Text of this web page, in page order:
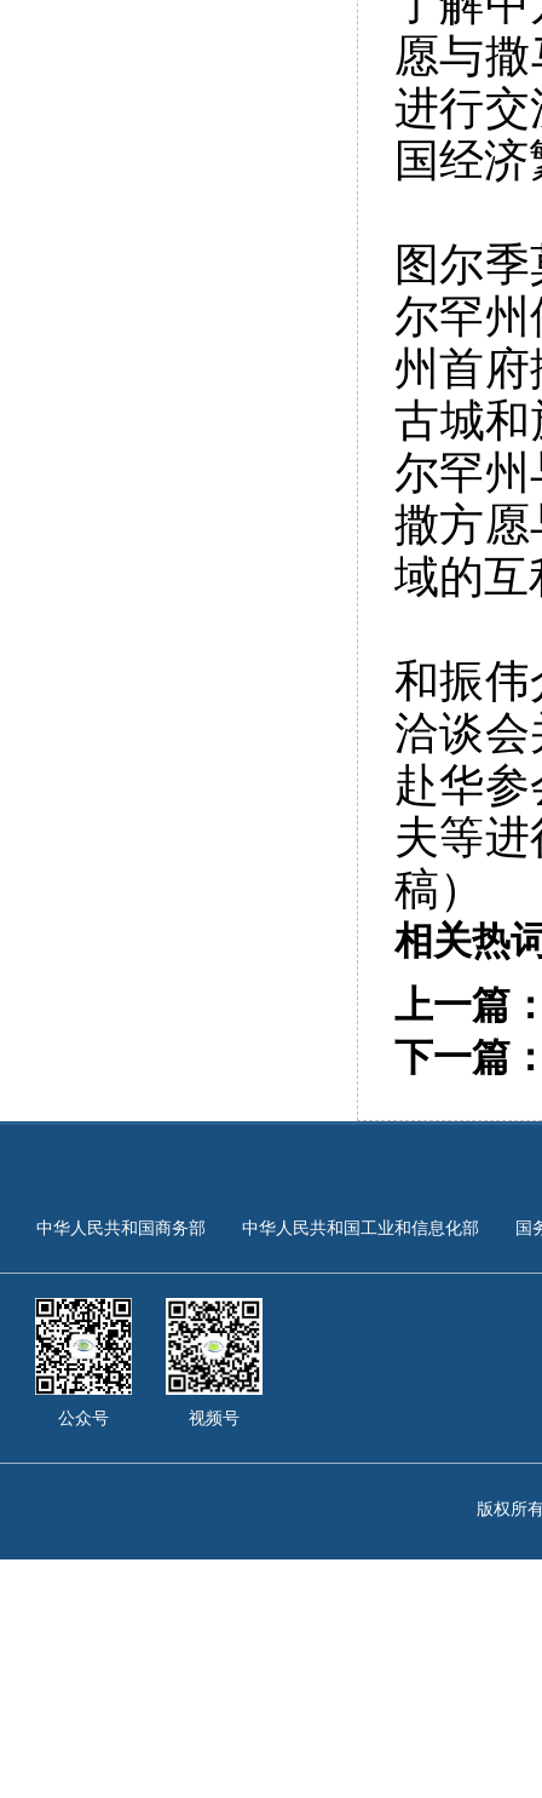
愿与
进行交
国经
图尔
尔罕
州首
古城和
尔罕
撒方愿
域的互
和振伟
洽谈会
赴华
夫等
稿）
相关热
上一篇
下一篇
中华人民共和国商务部 中华人民共和国工业和信息化部 国
公众号 视频号
版权所